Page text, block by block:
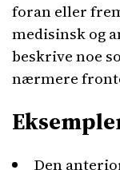
foran eller
medisinsk og
beskrive noe
nærmere
Den